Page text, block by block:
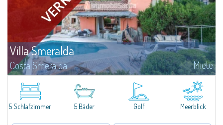
Villa Smeralda
Costa Smeralda Miete
DieVilla Smeralda, aus der Hand des bekannten ArchitektenJean Claude
Lesuisse, befindet sich in einzigartiger Lage über der Baia delPevero, mit
einem Panoramablick auf das Meer und die Hügel von Pantogia.Sie ist Teil...
5 Schlafzimmer
5 Bäder Golf Meerblick